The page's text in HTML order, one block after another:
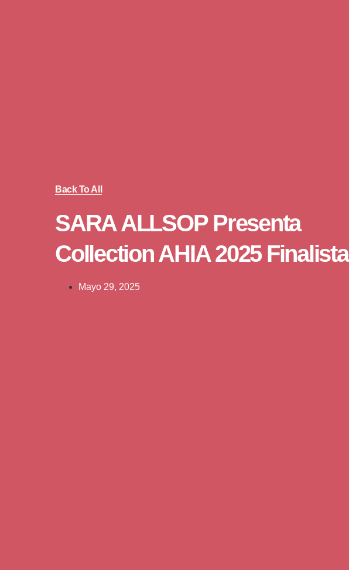
Back To All
SARA ALLSOP Presenta
Collection AHIA 2025 Finalista
Mayo 29, 2025